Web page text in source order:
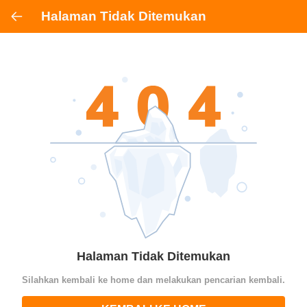
Halaman Tidak Ditemukan
Halaman Tidak Ditemukan
Silahkan kembali ke home dan melakukan pencarian kembali.